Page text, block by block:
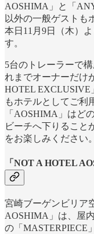
AOSHIMA」と「
以外の一般ゲストも
本日11月9日（木）
す。
5台のトレーラーで
れまでオーナーだけ
HOTEL EXCLUSIVE
もホテルとしてご利
「AOSHIMA」はど
ビーチへ下りること
をお楽しみください。
「NOT A HOTEL
宮崎ブーゲンビリア
AOSHIMA」は、屋
の「MASTERPIECE